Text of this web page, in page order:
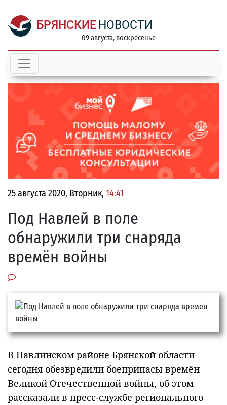
БРЯНСКИЕ НОВОСТИ
09 августа, воскресенье
25 августа 2020, Вторник, 14:41
Под Навлей в поле
обнаружили три снаряда
времён войны
В Навлинском районе Брянской области
сегодня обезвредили боеприпасы времён
Великой Отечественной войны, об этом
рассказали в пресс-службе регионального